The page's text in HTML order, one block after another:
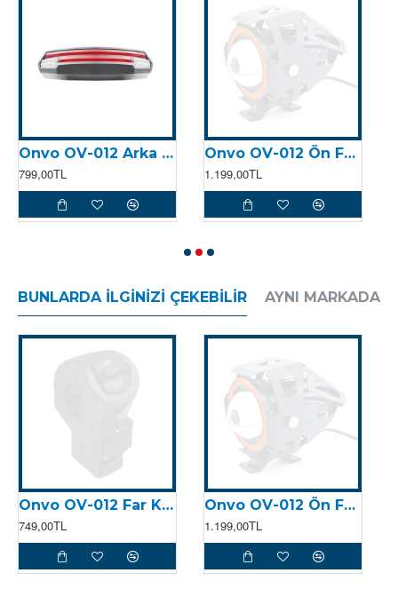
Onvo OV-012 Arka Stop Soketli (2024)
799,00TL
Onvo OV-012 Ön Far Soketli (2024)
1.199,00TL
BUNLARDA İLGINIZI ÇEKEBILIR AYNI MARKADAN
Onvo OV-012 Far Korna Kontrolcüsü Soketli (2024)
749,00TL
Onvo OV-012 Ön Far Soketli (2024)
1.199,00TL